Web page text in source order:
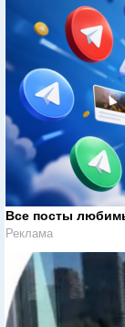
Все посты
Реклама